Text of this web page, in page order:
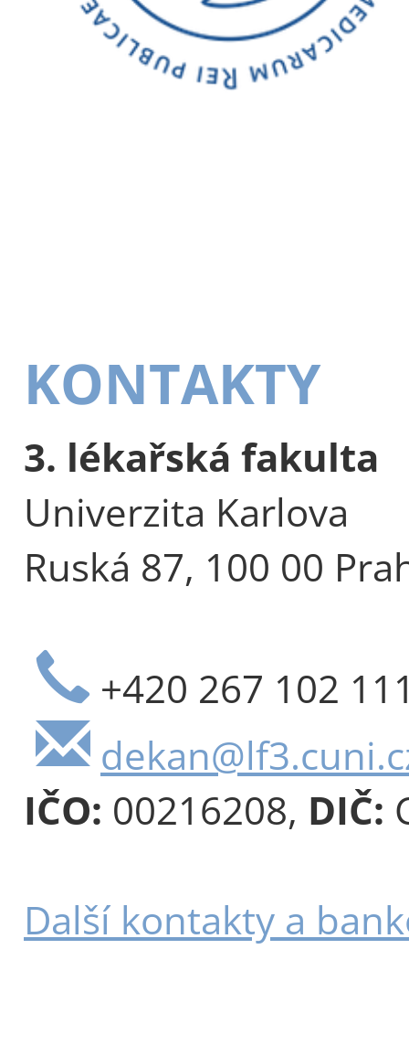
KONTAKTY
3. lékařská fakulta
Univerzita Karlova
Ruská 87, 100 00
+420 267 102
IČO: 00216208, DIČ:
Další kontakty a